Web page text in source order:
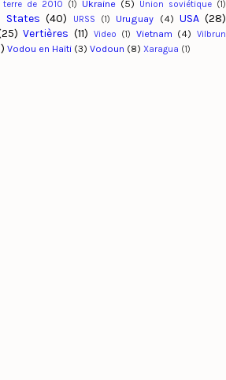
terre de 2010 (1) Ukraine (5) Union soviétique (1)
States (40) URSS (1) Uruguay (4) USA (28)
Vertières (11) Video (1) Vietnam (4)
Vilbrun
Vodou en Haïti (3) Vodoun (8) Xaragua (1)